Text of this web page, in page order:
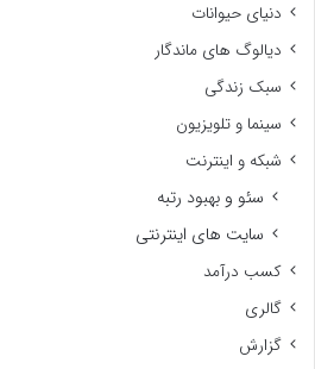
دنیای حیوانات
دیالوگ های ماندگار
سبک زندگی
سینما و تلویزیون
شبکه و اینترنت
سئو و بهبود رتبه
سایت های اینترنتی
کسب درآمد
گالری
گزارش